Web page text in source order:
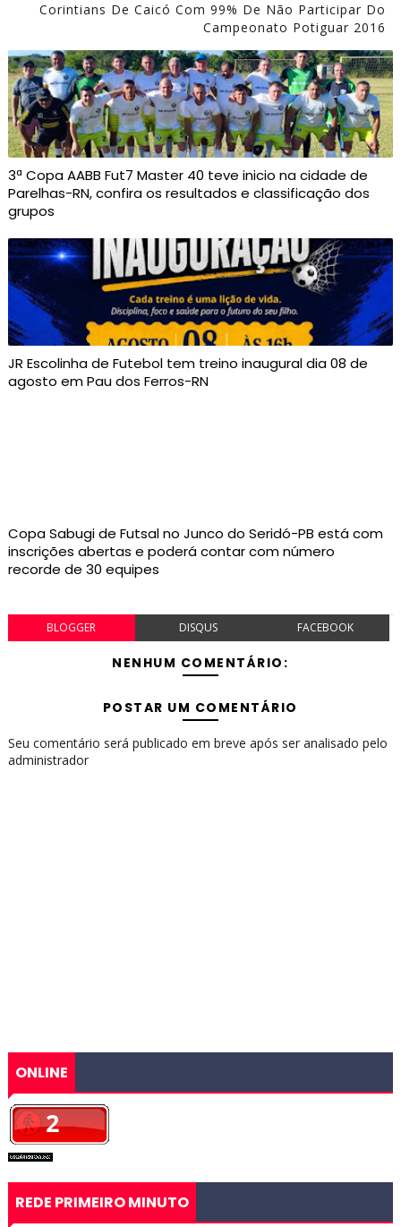
Corintians De Caicó Com 99% De Não Participar Do
Campeonato Potiguar 2016
3ª Copa AABB Fut7 Master 40 teve inicio na cidade de
Parelhas-RN, confira os resultados e classificação dos
grupos
JR Escolinha de Futebol tem treino inaugural dia 08 de
agosto em Pau dos Ferros-RN
Copa Sabugi de Futsal no Junco do Seridó-PB está com
inscrições abertas e poderá contar com número
recorde de 30 equipes
BLOGGER DISQUS FACEBOOK
NENHUM COMENTÁRIO:
POSTAR UM COMENTÁRIO
Seu comentário será publicado em breve após ser analisado pelo
administrador
ONLINE
REDE PRIMEIRO MINUTO